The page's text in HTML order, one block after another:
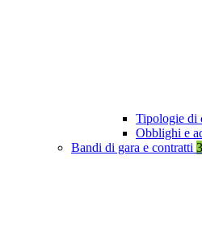
Tipologie di
Obblighi e
Bandi di gara e contratti